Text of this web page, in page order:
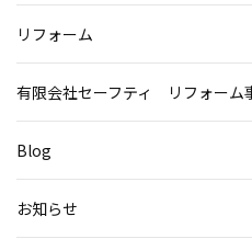
リフォーム
有限会社セーフティ リフォーム
Blog
お知らせ